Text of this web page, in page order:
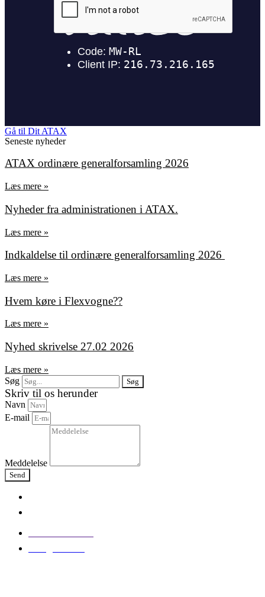
Gå til Dit ATAX
Seneste nyheder
ATAX ordinære generalforsamling 2026
Læs mere »
Nyheder fra administrationen i ATAX.
Læs mere »
Indkaldelse til ordinære generalforsamling 2026
Læs mere »
Hvem køre i Flexvogne??
Læs mere »
Nyhed skrivelse 27.02 2026
Læs mere »
Søg
Søg
Skriv til os herunder
Navn
E-mail
Meddelelse
Send